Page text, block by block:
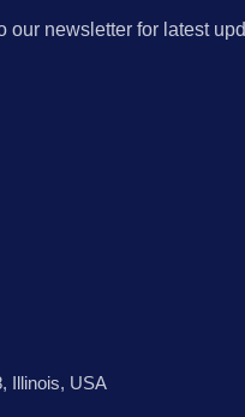
our newsletter for latest
Illinois, USA